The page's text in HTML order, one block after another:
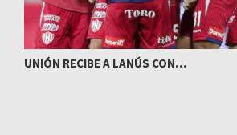
UNIÓN RECIBE A LANÚS CON…